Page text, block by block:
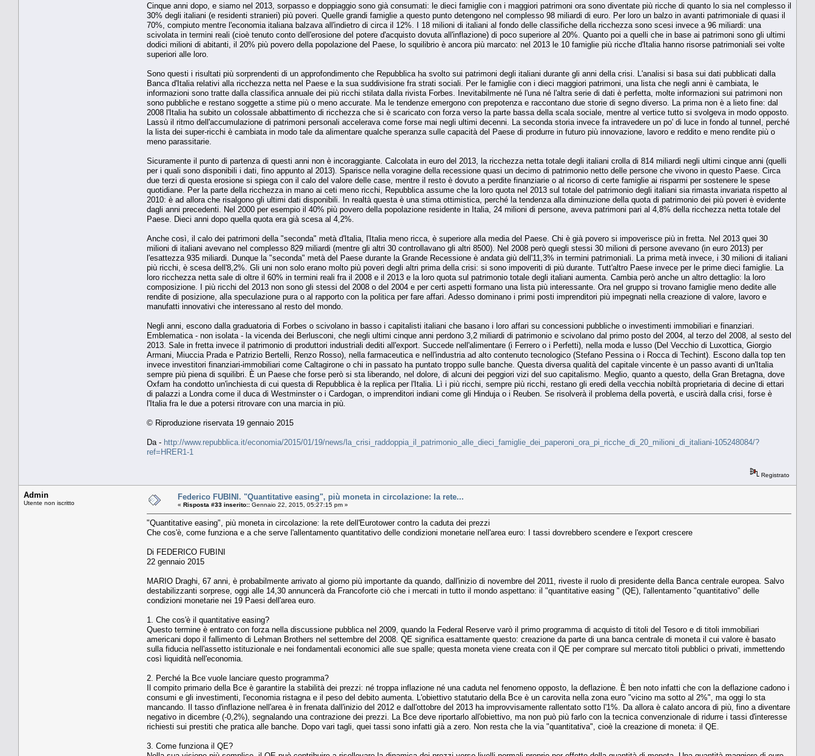
Cinque anni dopo, e siamo nel 2013, sorpasso e doppiaggio sono già consumati: le dieci famiglie con i maggiori patrimoni ora sono diventate più ricche di quanto lo sia nel complesso il
30% degli italiani (e residenti stranieri) più poveri. Quelle grandi famiglie a questo punto detengono nel complesso 98 miliardi di euro. Per loro un balzo in avanti patrimoniale di quasi il
70%, compiuto mentre l'economia italiana balzava all'indietro di circa il 12%. I 18 milioni di italiani al fondo delle classifiche della ricchezza sono scesi invece a 96 miliardi: una
scivolata in termini reali (cioè tenuto conto dell'erosione del potere d'acquisto dovuta all'inflazione) di poco superiore al 20%. Quanto poi a quelli che in base ai patrimoni sono gli ultimi
dodici milioni di abitanti, il 20% più povero della popolazione del Paese, lo squilibrio è ancora più marcato: nel 2013 le 10 famiglie più ricche d'Italia hanno risorse patrimoniali sei volte
superiori alle loro.
Sono questi i risultati più sorprendenti di un approfondimento che Repubblica ha svolto sui patrimoni degli italiani durante gli anni della crisi. L'analisi si basa sui dati pubblicati dalla
Banca d'Italia relativi alla ricchezza netta nel Paese e la sua suddivisione fra strati sociali. Per le famiglie con i dieci maggiori patrimoni, una lista che negli anni è cambiata, le
informazioni sono tratte dalla classifica annuale dei più ricchi stilata dalla rivista Forbes. Inevitabilmente né l'una né l'altra serie di dati è perfetta, molte informazioni sui patrimoni non
sono pubbliche e restano soggette a stime più o meno accurate. Ma le tendenze emergono con prepotenza e raccontano due storie di segno diverso. La prima non è a lieto fine: dal
2008 l'Italia ha subito un colossale abbattimento di ricchezza che si è scaricato con forza verso la parte bassa della scala sociale, mentre al vertice tutto si svolgeva in modo opposto.
Lassù il ritmo dell'accumulazione di patrimoni personali accelerava come forse mai negli ultimi decenni. La seconda storia invece fa intravedere un po' di luce in fondo al tunnel, perché
la lista dei super-ricchi è cambiata in modo tale da alimentare qualche speranza sulle capacità del Paese di produrre in futuro più innovazione, lavoro e reddito e meno rendite più o
meno parassitarie.
Sicuramente il punto di partenza di questi anni non è incoraggiante. Calcolata in euro del 2013, la ricchezza netta totale degli italiani crolla di 814 miliardi negli ultimi cinque anni (quelli
per i quali sono disponibili i dati, fino appunto al 2013). Sparisce nella voragine della recessione quasi un decimo di patrimonio netto delle persone che vivono in questo Paese. Circa
due terzi di questa erosione si spiega con il calo del valore delle case, mentre il resto è dovuto a perdite finanziarie o al ricorso di certe famiglie ai risparmi per sostenere le spese
quotidiane. Per la parte della ricchezza in mano ai ceti meno ricchi, Repubblica assume che la loro quota nel 2013 sul totale del patrimonio degli italiani sia rimasta invariata rispetto al
2010: è ad allora che risalgono gli ultimi dati disponibili. In realtà questa è una stima ottimistica, perché la tendenza alla diminuzione della quota di patrimonio dei più poveri è evidente
dagli anni precedenti. Nel 2000 per esempio il 40% più povero della popolazione residente in Italia, 24 milioni di persone, aveva patrimoni pari al 4,8% della ricchezza netta totale del
Paese. Dieci anni dopo quella quota era già scesa al 4,2%.
Anche così, il calo dei patrimoni della "seconda" metà d'Italia, l'Italia meno ricca, è superiore alla media del Paese. Chi è già povero si impoverisce più in fretta. Nel 2013 quei 30
milioni di italiani avevano nel complesso 829 miliardi (mentre gli altri 30 controllavano gli altri 8500). Nel 2008 però quegli stessi 30 milioni di persone avevano (in euro 2013) per
l'esattezza 935 miliardi. Dunque la "seconda" metà del Paese durante la Grande Recessione è andata giù dell'11,3% in termini patrimoniali. La prima metà invece, i 30 milioni di italiani
più ricchi, è scesa dell'8,2%. Gli uni non solo erano molto più poveri degli altri prima della crisi: si sono impoveriti di più durante. Tutt'altro Paese invece per le prime dieci famiglie. La
loro ricchezza netta sale di oltre il 60% in termini reali fra il 2008 e il 2013 e la loro quota sul patrimonio totale degli italiani aumenta. Cambia però anche un altro dettaglio: la loro
composizione. I più ricchi del 2013 non sono gli stessi del 2008 o del 2004 e per certi aspetti formano una lista più interessante. Ora nel gruppo si trovano famiglie meno dedite alle
rendite di posizione, alla speculazione pura o al rapporto con la politica per fare affari. Adesso dominano i primi posti imprenditori più impegnati nella creazione di valore, lavoro e
manufatti innovativi che interessano al resto del mondo.
Negli anni, escono dalla graduatoria di Forbes o scivolano in basso i capitalisti italiani che basano i loro affari su concessioni pubbliche o investimenti immobiliari e finanziari.
Emblematica - non isolata - la vicenda dei Berlusconi, che negli ultimi cinque anni perdono 3,2 miliardi di patrimonio e scivolano dal primo posto del 2004, al terzo del 2008, al sesto del
2013. Sale in fretta invece il patrimonio di produttori industriali dediti all'export. Succede nell'alimentare (i Ferrero o i Perfetti), nella moda e lusso (Del Vecchio di Luxottica, Giorgio
Armani, Miuccia Prada e Patrizio Bertelli, Renzo Rosso), nella farmaceutica e nell'industria ad alto contenuto tecnologico (Stefano Pessina o i Rocca di Techint). Escono dalla top ten
invece investitori finanziari-immobiliari come Caltagirone o chi in passato ha puntato troppo sulle banche. Questa diversa qualità del capitale vincente è un passo avanti di un'Italia
sempre più piena di squilibri. È un Paese che forse però si sta liberando, nel dolore, di alcuni dei peggiori vizi del suo capitalismo. Meglio, quanto a questo, della Gran Bretagna, dove
Oxfam ha condotto un'inchiesta di cui questa di Repubblica è la replica per l'Italia. Lì i più ricchi, sempre più ricchi, restano gli eredi della vecchia nobiltà proprietaria di decine di ettari
di palazzi a Londra come il duca di Westminster o i Cardogan, o imprenditori indiani come gli Hinduja o i Reuben. Se risolverà il problema della povertà, e uscirà dalla crisi, forse è
l'Italia fra le due a potersi ritrovare con una marcia in più.
© Riproduzione riservata 19 gennaio 2015
Da - http://www.repubblica.it/economia/2015/01/19/news/la_crisi_raddoppia_il_patrimonio_alle_dieci_famiglie_dei_paperoni_ora_pi_ricche_di_20_milioni_di_italiani-105248084/?
ref=HRER1-1
Registrato
Admin
Utente non iscritto
Federico FUBINI. "Quantitative easing", più moneta in circolazione: la rete...
« Risposta #33 inserito:: Gennaio 22, 2015, 05:27:15 pm »
"Quantitative easing", più moneta in circolazione: la rete dell'Eurotower contro la caduta dei prezzi
Che cos'è, come funziona e a che serve l'allentamento quantitativo delle condizioni monetarie nell'area euro: I tassi dovrebbero scendere e l'export crescere
Di FEDERICO FUBINI
22 gennaio 2015
MARIO Draghi, 67 anni, è probabilmente arrivato al giorno più importante da quando, dall'inizio di novembre del 2011, riveste il ruolo di presidente della Banca centrale europea. Salvo
destabilizzanti sorprese, oggi alle 14,30 annuncerà da Francoforte ciò che i mercati in tutto il mondo aspettano: il "quantitative easing " (QE), l'allentamento "quantitativo" delle
condizioni monetarie nei 19 Paesi dell'area euro.
1. Che cos'è il quantitative easing?
Questo termine è entrato con forza nella discussione pubblica nel 2009, quando la Federal Reserve varò il primo programma di acquisto di titoli del Tesoro e di titoli immobiliari
americani dopo il fallimento di Lehman Brothers nel settembre del 2008. QE significa esattamente questo: creazione da parte di una banca centrale di moneta il cui valore è basato
sulla fiducia nell'assetto istituzionale e nei fondamentali economici alle sue spalle; questa moneta viene creata con il QE per comprare sul mercato titoli pubblici o privati, immettendo
così liquidità nell'economia.
2. Perché la Bce vuole lanciare questo programma?
Il compito primario della Bce è garantire la stabilità dei prezzi: né troppa inflazione né una caduta nel fenomeno opposto, la deflazione. È ben noto infatti che con la deflazione cadono i
consumi e gli investimenti, l'economia ristagna e il peso del debito aumenta. L'obiettivo statutario della Bce è un carovita nella zona euro "vicino ma sotto al 2%", ma oggi lo sta
mancando. Il tasso d'inflazione nell'area è in frenata dall'inizio del 2012 e dall'ottobre del 2013 ha improvvisamente rallentato sotto l'1%. Da allora è calato ancora di più, fino a diventare
negativo in dicembre (-0,2%), segnalando una contrazione dei prezzi. La Bce deve riportarlo all'obiettivo, ma non può più farlo con la tecnica convenzionale di ridurre i tassi d'interesse
richiesti sui prestiti che pratica alle banche. Dopo vari tagli, quei tassi sono infatti già a zero. Non resta che la via "quantitativa", cioè la creazione di moneta: il QE.
3. Come funziona il QE?